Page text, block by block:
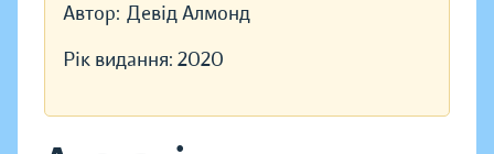
Автор: Девід Алмонд
Рік видання: 2020